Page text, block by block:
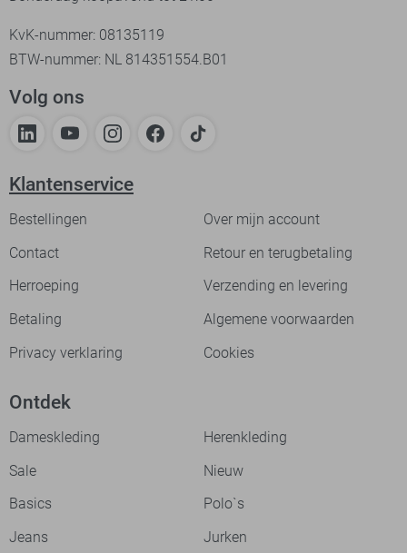
KvK-nummer: 08135119
BTW-nummer: NL 814351554.B01
Volg ons
Klantenservice
Bestellingen
Over mijn account
Contact
Retour en terugbetaling
Herroeping
Verzending en levering
Betaling
Algemene voorwaarden
Privacy verklaring
Cookies
Ontdek
Dameskleding
Herenkleding
Sale
Nieuw
Basics
Polo`s
Jeans
Jurken